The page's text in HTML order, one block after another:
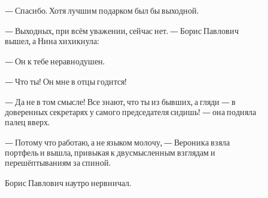
— Спасибо. Хотя лучшим подарком был бы выходной.
— Выходных, при всём уважении, сейчас нет. — Борис Павлович
вышел, а Нина хихикнула:
— Он к тебе неравнодушен.
— Что ты! Он мне в отцы годится!
— Да не в том смысле! Все знают, что ты из бывших, а гляди — в
доверенных секретарях у самого председателя сидишь! — она подняла
палец вверх.
— Потому что работаю, а не языком молочу, — Вероника взяла
портфель и вышла, привыкая к двусмысленным взглядам и
перешёптываниям за спиной.
Борис Павлович наутро нервничал.